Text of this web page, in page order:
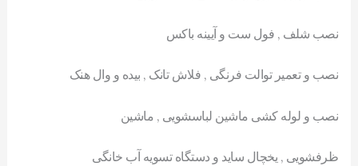
نصب شلف , فول ست و آیینه باکس
نصب و تعمیر توالت فرنگی , فلاش تانک , بیده و وال هنک
نصب و لوله کشی ماشین لباسشویی , ماشین
ظرفشویی , یخچال ساید و دستگاه تسویه آب خانگی